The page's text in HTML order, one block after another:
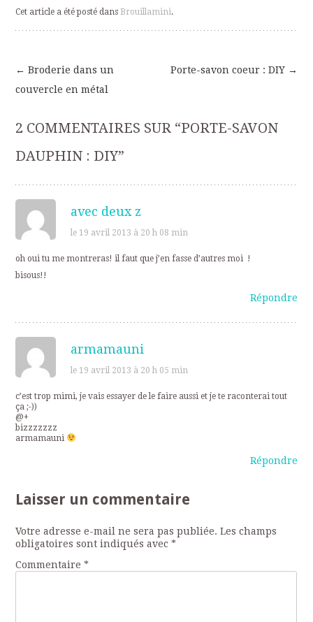
Cet article a été posté dans Brouillamini.
Navigation
des
articles
← Broderie dans un
couvercle en métal
Porte-savon coeur : DIY →
2 COMMENTAIRES SUR “PORTE-SAVON
DAUPHIN : DIY”
avec deux z
le 19 avril 2013 à 20 h 08 min
oh oui tu me montreras! il faut que j’en fasse d’autres moi !
bisous!!
Répondre
armamauni
le 19 avril 2013 à 20 h 05 min
c’est trop mimi, je vais essayer de le faire aussi et je te raconterai tout
ça ;-))
@+
bizzzzzzz
armamauni
Répondre
Laisser un commentaire
Votre adresse e-mail ne sera pas publiée. Les champs
obligatoires sont indiqués avec*
Commentaire*